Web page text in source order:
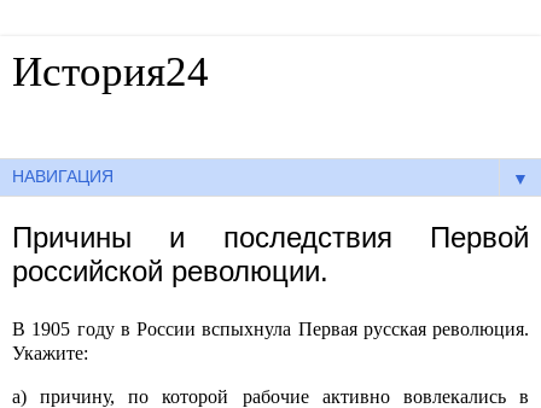
История24
▼
Причины и последствия Первой
российской революции.
В 1905 году в России вспыхнула Первая русская революция.
Укажите:
а) причину, по которой рабочие активно вовлекались в